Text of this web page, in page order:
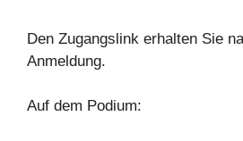
Den Zugangslink erhalten Sie
Anmeldung.
Auf dem Podium: